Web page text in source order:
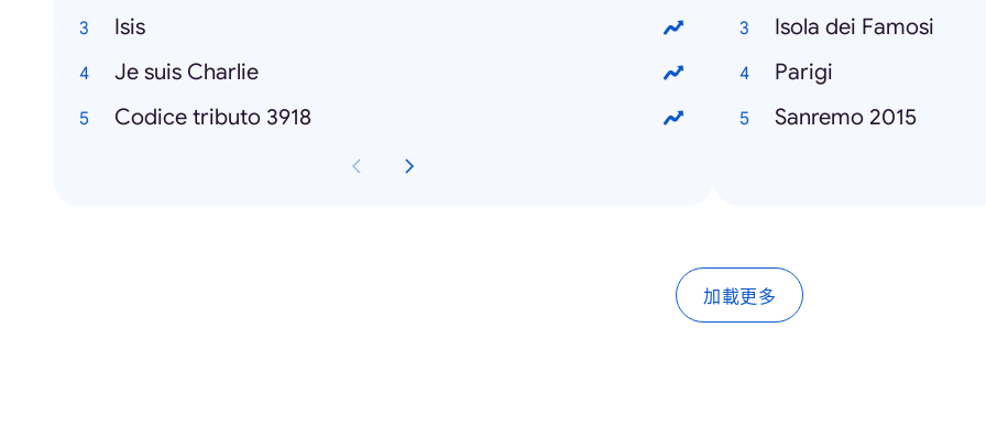
Isis
Je suis Charlie
Codice tributo 3918
Isola dei Famosi
Parigi
Sanremo 2015
加載更多